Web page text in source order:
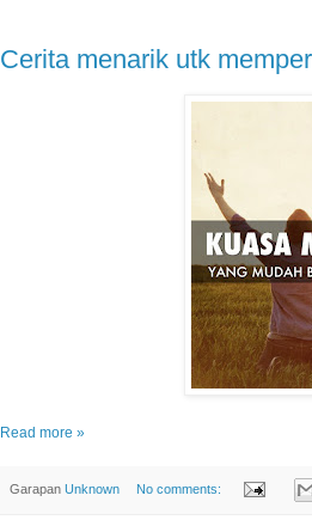
Cerita menarik utk
Read more »
Garapan Unknown No comments: